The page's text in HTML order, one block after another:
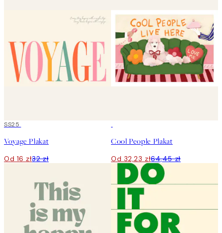
50%*
SS25
Voyage Plakat
Od 16 zł32 zł
Cool People Plakat
Od 32,23 zł64,45 zł